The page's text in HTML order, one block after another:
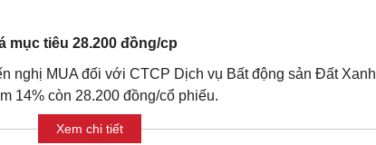
mục tiêu 28.200 đồng/cp
nghị MUA đối với CTCP Dịch vụ Bất động sản Đất Xanh
14% còn 28.200 đồng/cổ phiếu.
Xem chi tiết